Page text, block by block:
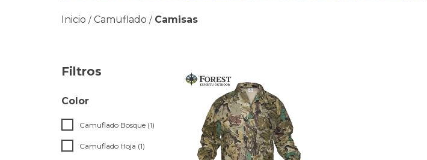
Inicio / Camuflado / Camisas
Filtros
Color
Camuflado Bosque (1)
Camuflado Hoja (1)